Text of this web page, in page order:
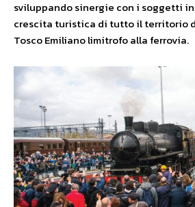
sviluppando sinergie con i soggetti
crescita turistica di tutto il territorio
Tosco Emiliano limitrofo alla ferrovia.